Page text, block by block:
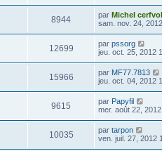
8944 par Michel
sam. nov. 24,
12699 par pssorg
jeu. oct. 25, 2012
15966 par MF77.7813
jeu. oct. 04, 2012
9615 par Papyfil
mer. août 22,
10035 par tarpon
ven. juil. 27, 2012